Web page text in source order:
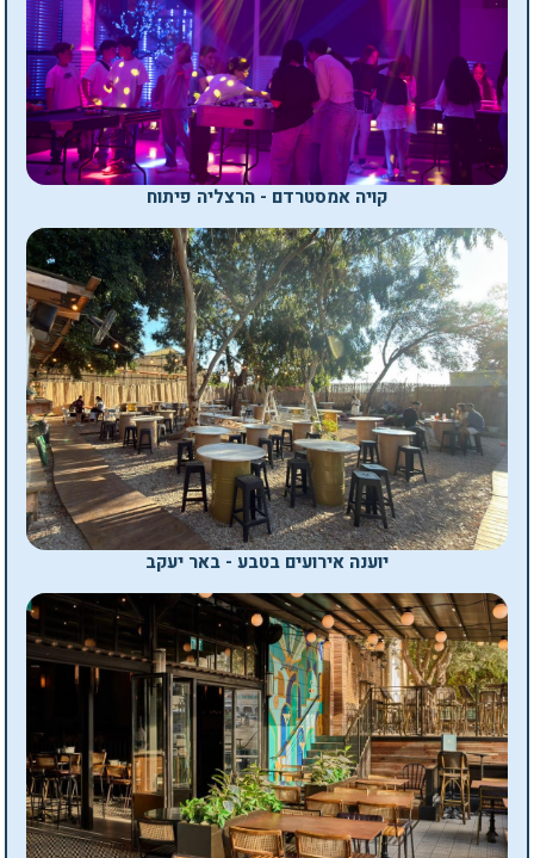
קויה אמסטרדם - הרצליה פיתוח
יוענה אירועים בטבע - באר יעקב